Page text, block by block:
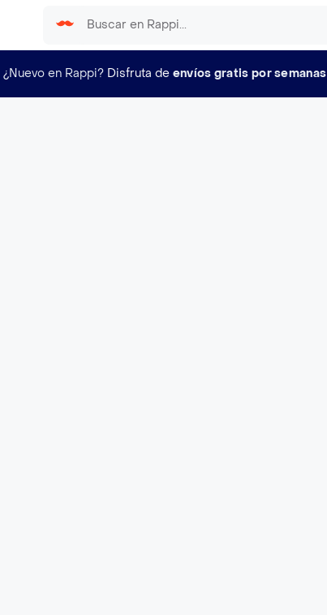
¿Nuevo en Rappi? Disfruta de envíos gratis por semanas